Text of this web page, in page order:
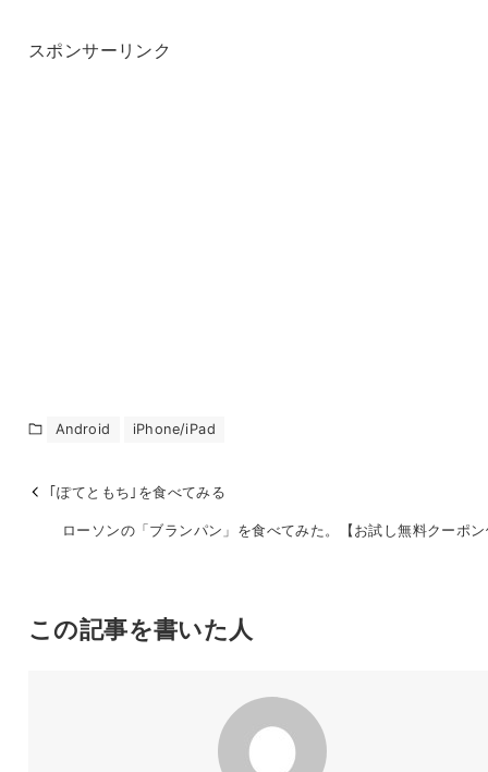
スポンサーリンク
Android iPhone/iPad
｢ぽてともち｣を食べてみる
ローソンの「ブランパン」を食べてみた。【お試し無料クーポ
この記事を書いた人